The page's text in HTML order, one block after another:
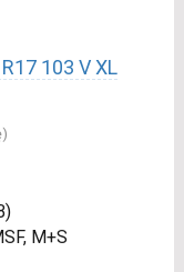
103 V XL
M+S